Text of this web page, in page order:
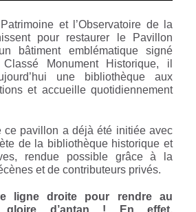
et l’Observatoire de la
pour restaurer le Pavillon
bâtiment emblématique signé
Monument Historique, il
une bibliothèque aux
et accueille quotidiennement
ce pavillon a déjà été initiée avec
de la bibliothèque historique et
rendue possible grâce à la
et de contributeurs privés.
ligne droite pour rendre au